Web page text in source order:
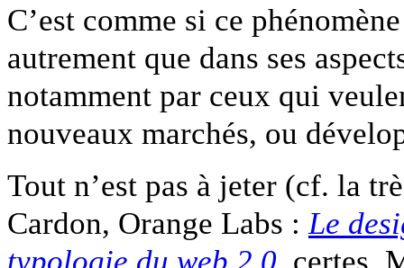
C’est comme si ce
autrement que dans ses
notamment par ceux qui
nouveaux marchés, ou
Tout n’est pas à jeter (cf. la
Cardon, Orange Labs : Le
typologie du web 2.0, certes.